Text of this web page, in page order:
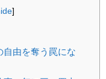
]
自由を奪う罠にな